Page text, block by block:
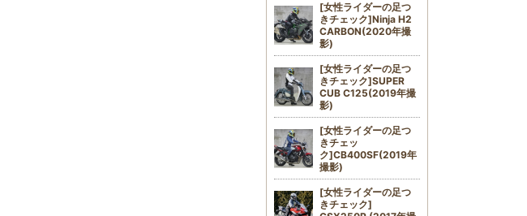
[女性ライダーの足つ
きチェック]Ninja H2
CARBON(2020年撮
影)
[女性ライダーの足つ
きチェック]SUPER
CUB C125(2019年撮
影)
[女性ライダーの足つ
きチェッ
ク]CB400SF(2019年
撮影)
[女性ライダーの足つ
きチェック]